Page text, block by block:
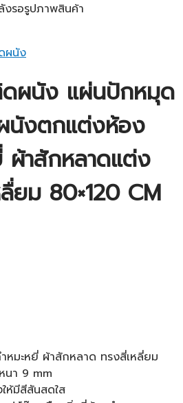
ผนัง
ผนัง แผ่นปักหมุด
นังตกแต่งห้อง
ผ้าสักหลาดแต่ง
ยม 80×120 CM
มะหยี่ ผ้าสักหลาด ทรงสี่เหลี่ยม
นา 9 mm
ห้มีสีสันสดใส